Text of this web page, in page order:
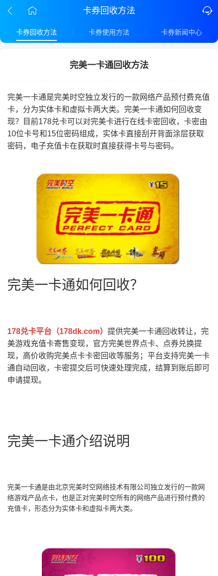
卡券回收方法
卡券回收方法 卡券使用方法 卡券新闻中心
完美一卡通回收方法
完美一卡通是完美时空独立发行的一款网络产品预付费充值
卡，分为实体卡和虚拟卡两大类。完美一卡通如何回收变
现？目前178兑卡可以对完美卡进行在线卡密回收，卡密由
10位卡号和15位密码组成，实体卡直接刮开背面涂层获取
密码，电子充值卡在获取时直接获得卡号与密码。
完美一卡通如何回收？
178兑卡平台（178dk.com） 提供完美一卡通回收转让，完
美游戏充值卡寄售变现，官方完美世界点卡、点券兑换提
现，高价收购完美点卡卡密回收等服务；平台支持完美一卡
通自动回收，卡密提交后可快速处理完成，结算到账后即可
申请提现。
完美一卡通介绍说明
完美一卡通是由北京完美时空网络技术有限公司独立发行的一款网
络游戏产品点卡，也是正对完美时空所有的网络产品进行预付费的
充值卡，形态分为实体卡和虚拟卡两大类。